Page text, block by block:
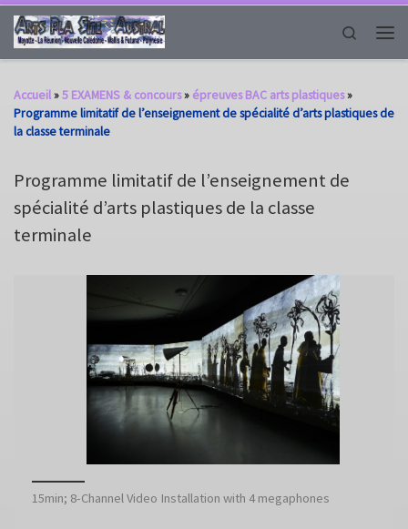
Passer au contenu
Search
Accueil»5 EXAMENS & concours» épreuves BAC arts plastiques»
Programme limitatif de l’enseignement de spécialité d’arts plastiques de
la classe terminale
Programme limitatif de l’enseignement de
spécialité d’arts plastiques de la classe
terminale
15min; 8-Channel Video Installation with 4 megaphones